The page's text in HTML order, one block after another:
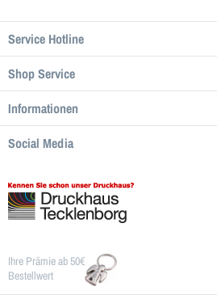
Service Hotline
Shop Service
Informationen
Social Media
Ihre Prämie ab 50€
Bestellwert